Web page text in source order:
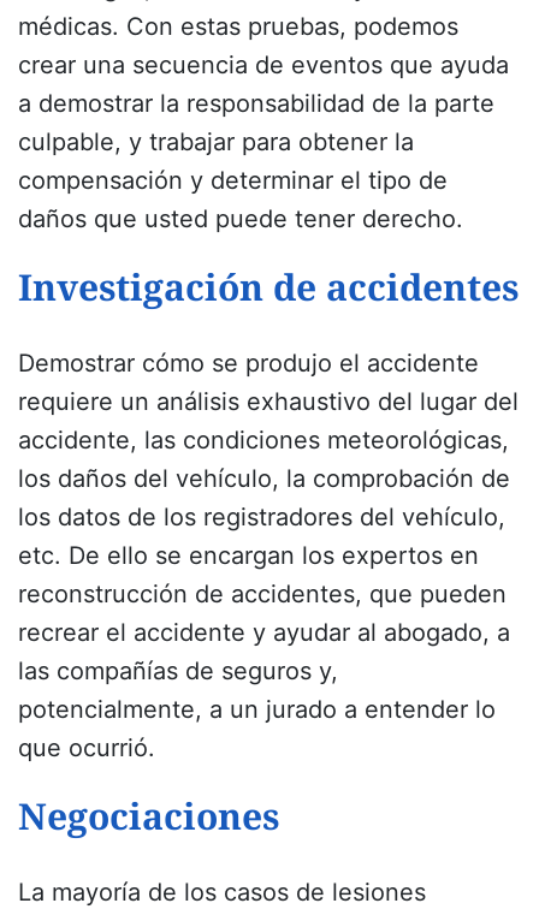
médicas. Con estas pruebas, podemos
crear una secuencia de eventos que ayuda
a demostrar la responsabilidad de la parte
culpable, y trabajar para obtener la
compensación y determinar el tipo de
daños que usted puede tener derecho.
Investigación de accidentes
Demostrar cómo se produjo el accidente
requiere un análisis exhaustivo del lugar del
accidente, las condiciones meteorológicas,
los daños del vehículo, la comprobación de
los datos de los registradores del vehículo,
etc. De ello se encargan los expertos en
reconstrucción de accidentes, que pueden
recrear el accidente y ayudar al abogado, a
las compañías de seguros y,
potencialmente, a un jurado a entender lo
que ocurrió.
Negociaciones
La mayoría de los casos de lesiones